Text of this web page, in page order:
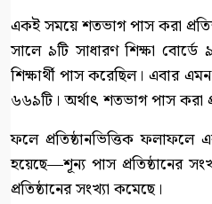
একই সময়ে শতভাগ পাস করা
সালে ৯টি সাধারণ শিক্ষা
শিক্ষার্থী পাস করেছিল। এবার
৬৬৯টি। অর্থাৎ শতভাগ পাস করা
ফলে প্রতিষ্ঠানভিত্তিক ফলাফলে
হয়েছে—শূন্য পাস প্রতিষ্ঠানের
প্রতিষ্ঠানের সংখ্যা কমেছে।